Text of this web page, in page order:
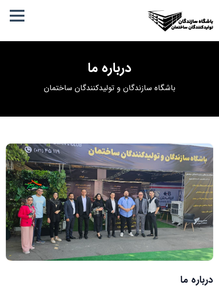
درباره ما
باشگاه سازندگان و تولیدکنندگان ساختمان
درباره ما